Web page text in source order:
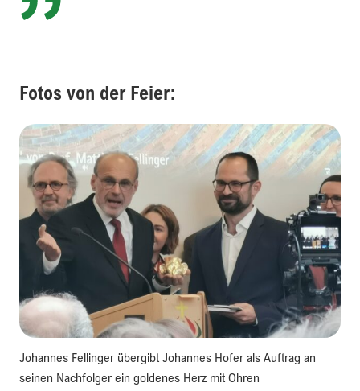
Fotos von der Feier:
Johannes Fellinger übergibt Johannes Hofer als Auftrag an
seinen Nachfolger ein goldenes Herz mit Ohren